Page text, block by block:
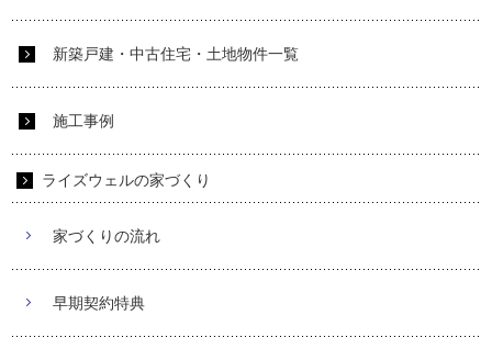
新築戸建・中古住宅・土地物件一覧
施工事例
ライズウェルの家づくり
家づくりの流れ
早期契約特典